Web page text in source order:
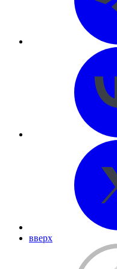
вверх